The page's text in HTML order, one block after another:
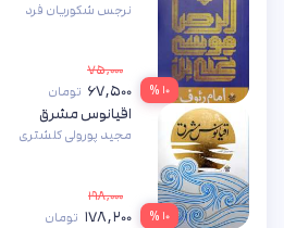
۱۰ %
نرجس شکوریان فرد
۷۵,۰۰۰
۶۷,۵۰۰ تومان
۱۰ %
اقیانوس مشرق
مجید پورولی کلشتری
۱۹۸,۰۰۰
۱۷۸,۲۰۰ تومان